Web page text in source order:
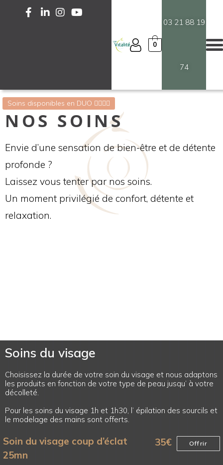
0
03 21 88 19
74
Soins disponibles en DUO 💆‍♀️💆‍♂️
NOS SOINS
Envie d’une sensation de bien-être et de détente
profonde ?
Laissez vous tenter par nos soins.
Un moment privilégié de confort, détente et
relaxation.
Soins du visage
Choisissez la durée de votre soin du visage et nous adaptons
les produits en fonction de votre type de peau jusqu’ à votre
décolleté.
Pour les soins du visage 1h et 1h30, l’ épilation des sourcils et
le modelage des mains sont offerts.
Soin du visage coup d’éclat
25mn
35€ Offrir